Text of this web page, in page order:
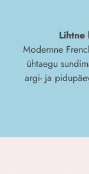
Modernne
ühtaegu
argi- ja